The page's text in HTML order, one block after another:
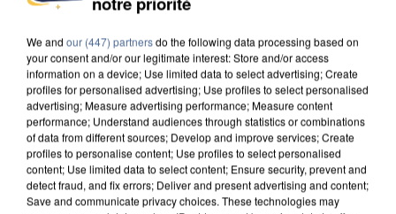
DE SOLIDARITÉ AVEC LES...
We and our (447) partnersdo the following data processing based on
your consent and/or our legitimate interest: Store and/or access
information on a device; Use limited data to select advertising; Create
profiles for personalised advertising; Use profiles to select personalised
advertising; Measure advertising performance; Measure content
performance; Understand audiences through statistics or combinations
of data from different sources; Develop and improve services; Create
profiles to personalise content; Use profiles to select personalised
content; Use limited data to select content; Ensure security, prevent and
detect fraud, and fix errors; Deliver and present advertising and content;
Save and communicate privacy choices. These technologies may